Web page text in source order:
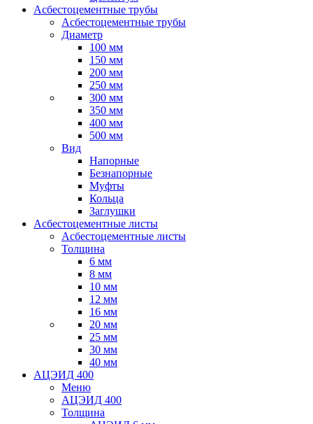
Асбестоцементные трубы
Асбестоцементные трубы
Диаметр
100 мм
150 мм
200 мм
250 мм
300 мм
350 мм
400 мм
500 мм
Вид
Напорные
Безнапорные
Муфты
Кольца
Заглушки
Асбестоцементные листы
Асбестоцементные листы
Толщина
6 мм
8 мм
10 мм
12 мм
16 мм
20 мм
25 мм
30 мм
40 мм
АЦЭИД 400
Меню
АЦЭИД 400
Толщина